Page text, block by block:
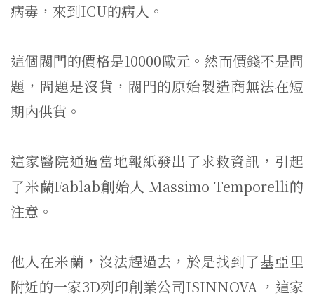
病毒，來到ICU的病人。
這個閥門的價格是10000歐元。然而價錢不是問
題，問題是沒貨，閥門的原始製造商無法在短
期內供貨。
這家醫院通過當地報紙發出了求救資訊，引起
了米蘭Fablab創始人 Massimo Temporelli的
注意。
他人在米蘭，沒法趕過去，於是找到了基亞里
附近的一家3D列印創業公司ISINNOVA ，這家